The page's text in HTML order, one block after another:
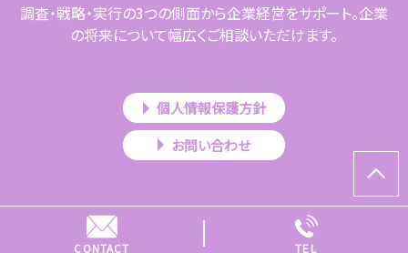
調査・戦略・実行の3つの側面から企業経営をサポート。企業
の将来について幅広くご相談いただけます。
個人情報保護方針
お問い合わせ
Copyright © 高橋公認会計士・税理士事務所